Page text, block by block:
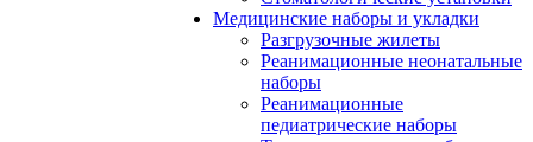
Медицинские наборы и укладки
Разгрузочные жилеты
Реанимационные неонатальные
наборы
Реанимационные
педиатрические наборы